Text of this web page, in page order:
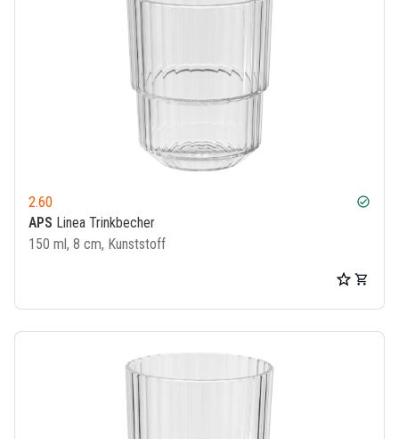
2.60 check_circle
APS Linea Trinkbecher
150 ml, 8 cm, Kunststoff